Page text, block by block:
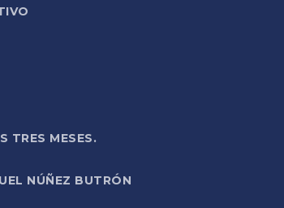
TRES MESES.
NÚÑEZ BUTRÓN